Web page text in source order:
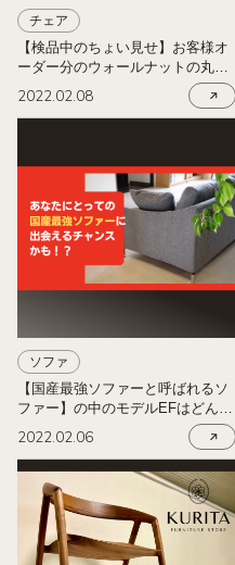
チェア
【検品中のちょい見せ】お客様オ
ーダー分のウォールナットの丸テ
ーブル プードル
2022.02.08
ソファ
【国産最強ソファーと呼ばれるソ
ファー】の中のモデルEFはどんな
ソファーなの？
2022.02.06